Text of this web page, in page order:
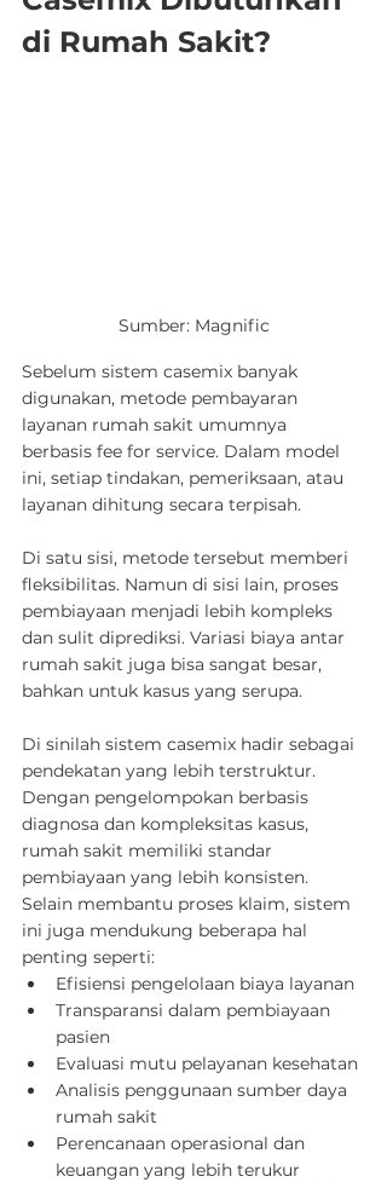
di Rumah Sakit?
Sumber: Magnific
Sebelum sistem casemix banyak
digunakan, metode pembayaran
layanan rumah sakit umumnya
berbasis fee for service. Dalam model
ini, setiap tindakan, pemeriksaan, atau
layanan dihitung secara terpisah.
Di satu sisi, metode tersebut memberi
fleksibilitas. Namun di sisi lain, proses
pembiayaan menjadi lebih kompleks
dan sulit diprediksi. Variasi biaya antar
rumah sakit juga bisa sangat besar,
bahkan untuk kasus yang serupa.
Di sinilah sistem casemix hadir sebagai
pendekatan yang lebih terstruktur.
Dengan pengelompokan berbasis
diagnosa dan kompleksitas kasus,
rumah sakit memiliki standar
pembiayaan yang lebih konsisten.
Selain membantu proses klaim, sistem
ini juga mendukung beberapa hal
penting seperti:
Efisiensi pengelolaan biaya layanan
Transparansi dalam pembiayaan
pasien
Evaluasi mutu pelayanan kesehatan
Analisis penggunaan sumber daya
rumah sakit
Perencanaan operasional dan
keuangan yang lebih terukur